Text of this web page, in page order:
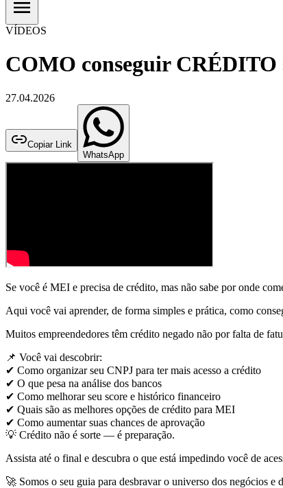
VÍDEOS
COMO conseguir
27.04.2026
Copiar Link
WhatsApp
Se você é MEI e precisa de crédito, mas não sabe por onde
Aqui você vai aprender, de forma simples e prática, como
Muitos empreendedores têm crédito negado não por falta de
📌 Você vai descobrir:
✔ Como organizar seu CNPJ para ter mais acesso a crédito
✔ O que pesa na análise dos bancos
✔ Como melhorar seu score e histórico financeiro
✔ Quais são as melhores opções de crédito para MEI
✔ Como aumentar suas chances de aprovação
💡 Crédito não é sorte — é preparação.
Assista até o final e descubra o que está impedindo você de
🚀 Somos o seu guia para desbravar o universo dos negócios e